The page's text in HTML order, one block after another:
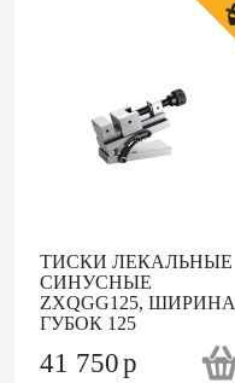
ТИСКИ ЛЕКАЛЬНЫЕ
СИНУСНЫЕ
ZXQGG125, ШИРИНА
ГУБОК 125
41 750p